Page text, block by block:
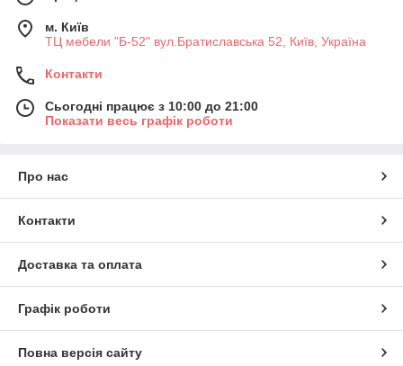
м. Київ
ТЦ мебели "Б-52" вул.Братиславська 52, Київ, Україна
Контакти
Сьогодні працює з 10:00 до 21:00
Показати весь графік роботи
Про нас
Контакти
Доставка та оплата
Графік роботи
Повна версія сайту